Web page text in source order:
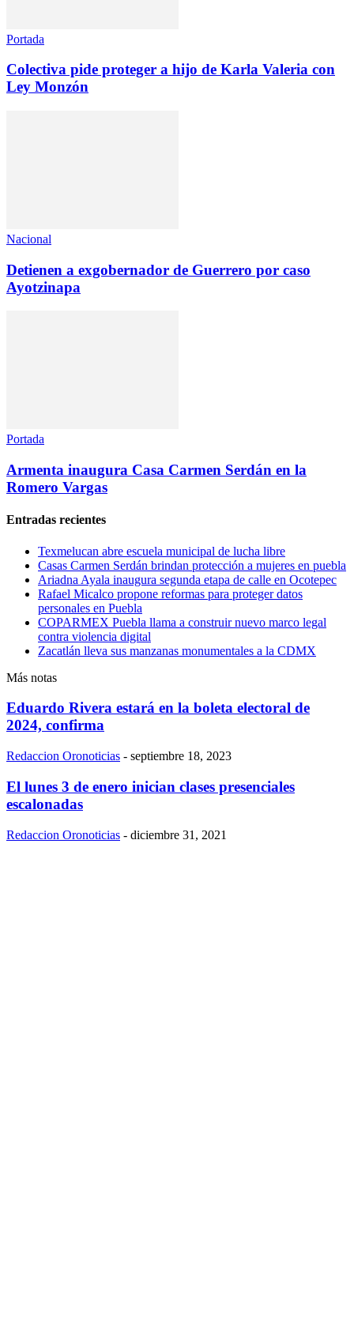
Portada
Colectiva pide proteger a hijo de Karla Valeria con
Ley Monzón
Nacional
Detienen a exgobernador de Guerrero por caso
Ayotzinapa
Portada
Armenta inaugura Casa Carmen Serdán en la
Romero Vargas
Entradas recientes
Texmelucan abre escuela municipal de lucha libre
Casas Carmen Serdán brindan protección a mujeres en puebla
Ariadna Ayala inaugura segunda etapa de calle en Ocotepec
Rafael Micalco propone reformas para proteger datos
personales en Puebla
COPARMEX Puebla llama a construir nuevo marco legal
contra violencia digital
Zacatlán lleva sus manzanas monumentales a la CDMX
Más notas
Eduardo Rivera estará en la boleta electoral de
2024, confirma
Redaccion Oronoticias - septiembre 18, 2023
El lunes 3 de enero inician clases presenciales
escalonadas
Redaccion Oronoticias - diciembre 31, 2021